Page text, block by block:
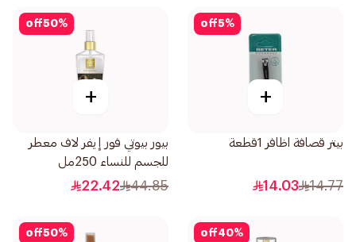
5%
off
+
بيتر قصافة اظافر 1قطعة
14.77
14.03
50%
off
+
بيور بيوتي فور إيفر لاف معطر
للجسم للنساء 250مل
44.85
22.42
40%
off
50%
off